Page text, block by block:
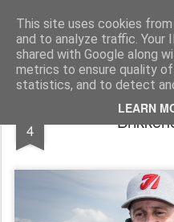
This site uses cookies
and to analyze traffic. Your
shared with Google along
metrics to ensure quality
statistics, and to detect
LEARN
Team Predator -
4